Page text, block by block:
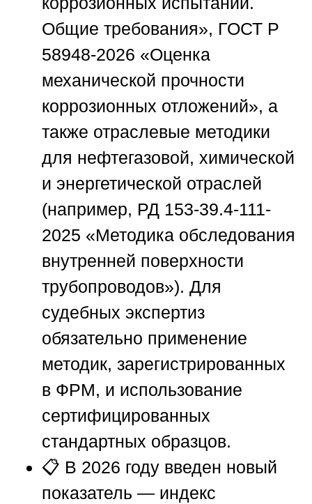
Общие требования», ГОСТ Р
58948-2026 «Оценка
механической прочности
коррозионных отложений», а
также отраслевые методики
для нефтегазовой, химической
и энергетической отраслей
(например, РД 153-39.4-111-
2025 «Методика обследования
внутренней поверхности
трубопроводов»). Для
судебных экспертиз
обязательно применение
методик, зарегистрированных
в ФРМ, и использование
сертифицированных
стандартных образцов.
📋 В 2026 году введен новый
показатель — индекс